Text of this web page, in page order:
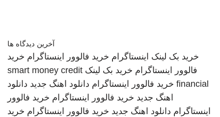
آخرین دیدگاه ها
خرید بک لینک اینستاگرام خرید فالوور اینستاگرام خرید
فالوور اینستاگرام خرید بک لینک smart money credit
financial خرید فالوور اینستاگرام دانلود اهنگ جدید دانلود
اهنگ جدید خرید فالوور اینستاگرام خرید فالوور
اینستاگرام دانلود اهنگ جدید خرید فالوور اینستاگرام خرید